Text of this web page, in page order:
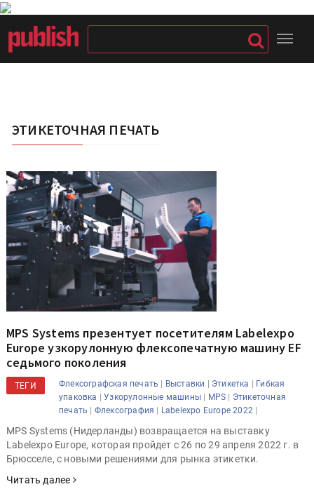
ЭТИКЕТОЧНАЯ ПЕЧАТЬ
MPS Systems презентует посетителям Labelexpo
Europe узкорулонную флексопечатную машину EF
седьмого поколения
ТЕГИ Флексографская печать | Выставки | Этикетка | Гибкая
упаковка |Узкорулонные машины | MPS | Этикеточная
печать | Флексография | Labelexpo Europe 2022 |
MPS Systems (Нидерланды) возвращается на выставку
Labelexpo Europe, которая пройдет с 26 по 29 апреля 2022 г. в
Брюсселе, с новыми решениями для рынка этикетки.
Читать далее